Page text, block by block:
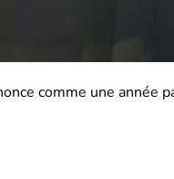
comme une